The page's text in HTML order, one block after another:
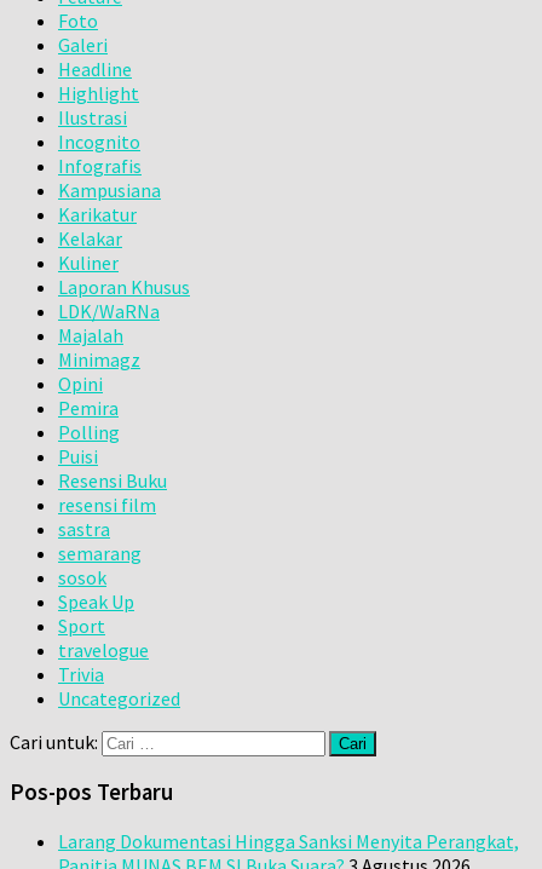
Foto
Galeri
Headline
Highlight
Ilustrasi
Incognito
Infografis
Kampusiana
Karikatur
Kelakar
Kuliner
Laporan Khusus
LDK/WaRNa
Majalah
Minimagz
Opini
Pemira
Polling
Puisi
Resensi Buku
resensi film
sastra
semarang
sosok
Speak Up
Sport
travelogue
Trivia
Uncategorized
Cari untuk:
Pos-pos Terbaru
Larang Dokumentasi Hingga Sanksi Menyita Perangkat,